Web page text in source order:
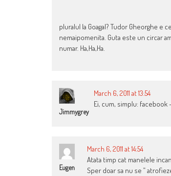
pluralul la Goagal? Tudor Gheorghe
nemaipomenita. Guta este un circar
numar. Ha,Ha,Ha.
Jimmygrey
March 6, 2011 at 13:54
Ei, cum, simplu:
Eugen
March 6, 2011 at 14:54
Atata timp cat manelele
Sper doar sa nu se ”